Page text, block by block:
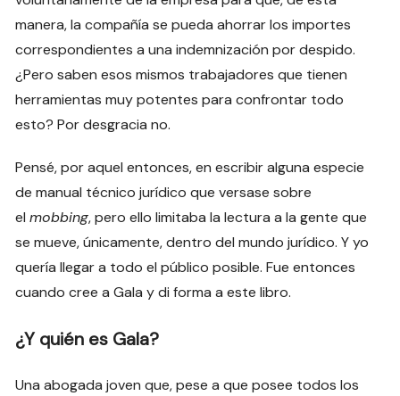
manera, la compañía se pueda ahorrar los importes
correspondientes a una indemnización por despido.
¿Pero saben esos mismos trabajadores que tienen
herramientas muy potentes para confrontar todo
esto? Por desgracia no.
Pensé, por aquel entonces, en escribir alguna especie
de manual técnico jurídico que versase sobre
elmobbing, pero ello limitaba la lectura a la gente que
se mueve, únicamente, dentro del mundo jurídico. Y yo
quería llegar a todo el público posible. Fue entonces
cuando cree a Gala y di forma a este libro.
¿Y quién es Gala?
Una abogada joven que, pese a que posee todos los